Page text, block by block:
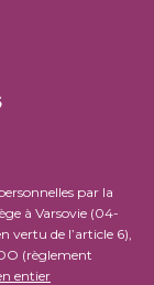
par la
à Varsovie (04-
vertu de l’article 6),
(règlement
entier